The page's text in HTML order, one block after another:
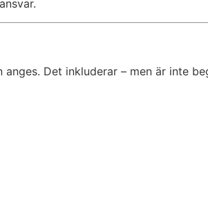
Det inkluderar – men är inte